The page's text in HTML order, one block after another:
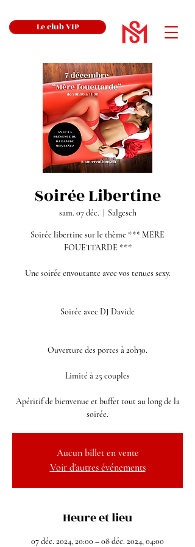
Le club VIP
Soirée Libertine
sam. 07 déc. Salgesch
Soirée libertine sur le thème *** MERE
FOUETTARDE ***
Une soirée envoutante avec vos tenues sexy.
Soirée avec DJ Davide
Ouverture des portes à 20h30.
Limité à 25 couples
Apéritif de bienvenue et buffet tout au long de la
soirée.
Aucun billet en vente
Voir d'autres événements
Heure et lieu
07 déc. 2024, 20:00 – 08 déc. 2024, 04:00